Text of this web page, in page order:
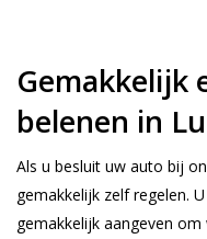
Gemakkelijk
belenen in
Als u besluit uw auto bij
gemakkelijk zelf regelen.
gemakkelijk aangeven